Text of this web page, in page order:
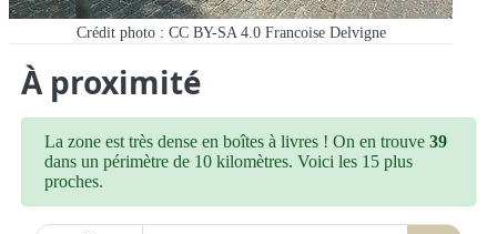
Crédit photo : CC BY-SA 4.0 Francoise Delvigne
À proximité
La zone est très dense en boîtes à livres ! On en trouve39
dans un périmètre de 10 kilomètres. Voici les 15 plus
proches.